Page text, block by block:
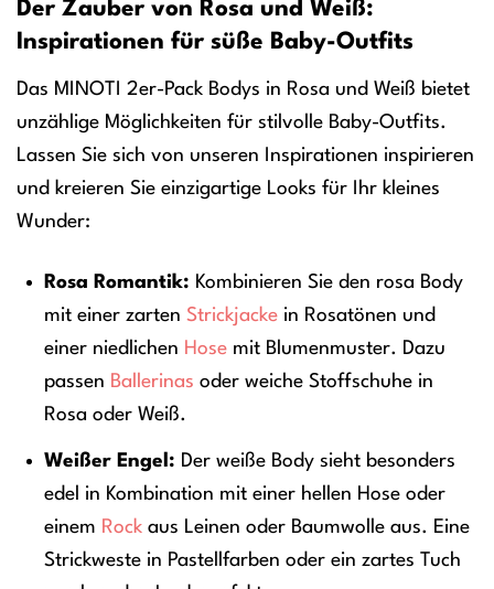
Der Zauber von Rosa und Weiß:
Inspirationen für süße Baby-Outfits
Das MINOTI 2er-Pack Bodys in Rosa und Weiß bietet
unzählige Möglichkeiten für stilvolle Baby-Outfits.
Lassen Sie sich von unseren Inspirationen inspirieren
und kreieren Sie einzigartige Looks für Ihr kleines
Wunder:
Rosa Romantik: Kombinieren Sie den rosa Body
mit einer zartenStrickjacke in Rosatönen und
einer niedlichen Hose mit Blumenmuster. Dazu
passen Ballerinas oder weiche Stoffschuhe in
Rosa oder Weiß.
Weißer Engel: Der weiße Body sieht besonders
edel in Kombination mit einer hellen Hose oder
einem Rock aus Leinen oder Baumwolle aus. Eine
Strickweste in Pastellfarben oder ein zartes Tuch